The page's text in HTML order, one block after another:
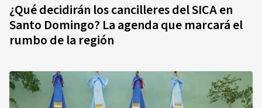
¿Qué decidirán los cancilleres del SICA en
Santo Domingo? La agenda que marcará el
rumbo de la región